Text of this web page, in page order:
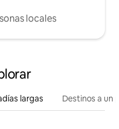
locales
largas Destinos a un